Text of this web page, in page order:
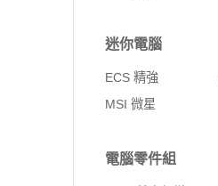
迷你電腦
ECS 精強
MSI 微星
電腦零件組